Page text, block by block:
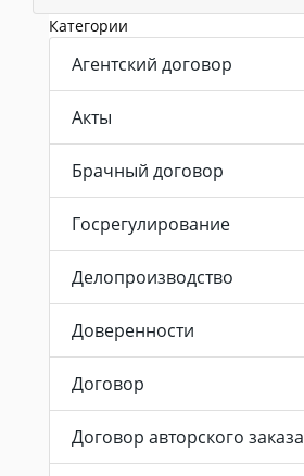
Категории
Агентский договор
Акты
Брачный договор
Госрегулирование
Делопроизводство
Доверенности
Договор
Договор авторского заказа